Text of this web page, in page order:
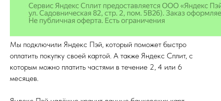
Мы подключили Яндекс Пэй, который поможет быстро
оплатить покупку своей картой. А также Яндекс Сплит, с
которым можно платить частями в течение 2, 4 или 6
месяцев.